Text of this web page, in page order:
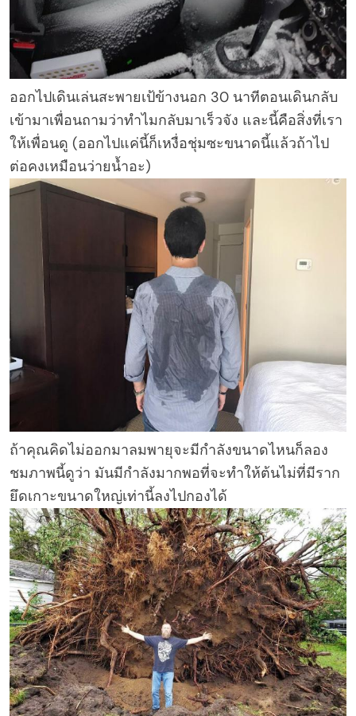
ออกไปเดินเล่นสะพายเป้ข้างนอก 30 นาทีตอนเดินกลับ
เข้ามาเพื่อนถามว่าทำไมกลับมาเร็วจัง และนี้คือสิ่งที่เรา
ให้เพื่อนดู (ออกไปแค่นี้ก็เหงื่อชุ่มซะขนาดนี้แล้วถ้าไป
ต่อคงเหมือนว่ายน้ำอะ)
ถ้าคุณคิดไม่ออกมาลมพายุจะมีกำลังขนาดไหนก็ลอง
ชมภาพนี้ดูว่า มันมีกำลังมากพอที่จะทำให้ต้นไม่ที่มีราก
ยึดเกาะขนาดใหญ่เท่านี้ลงไปกองได้